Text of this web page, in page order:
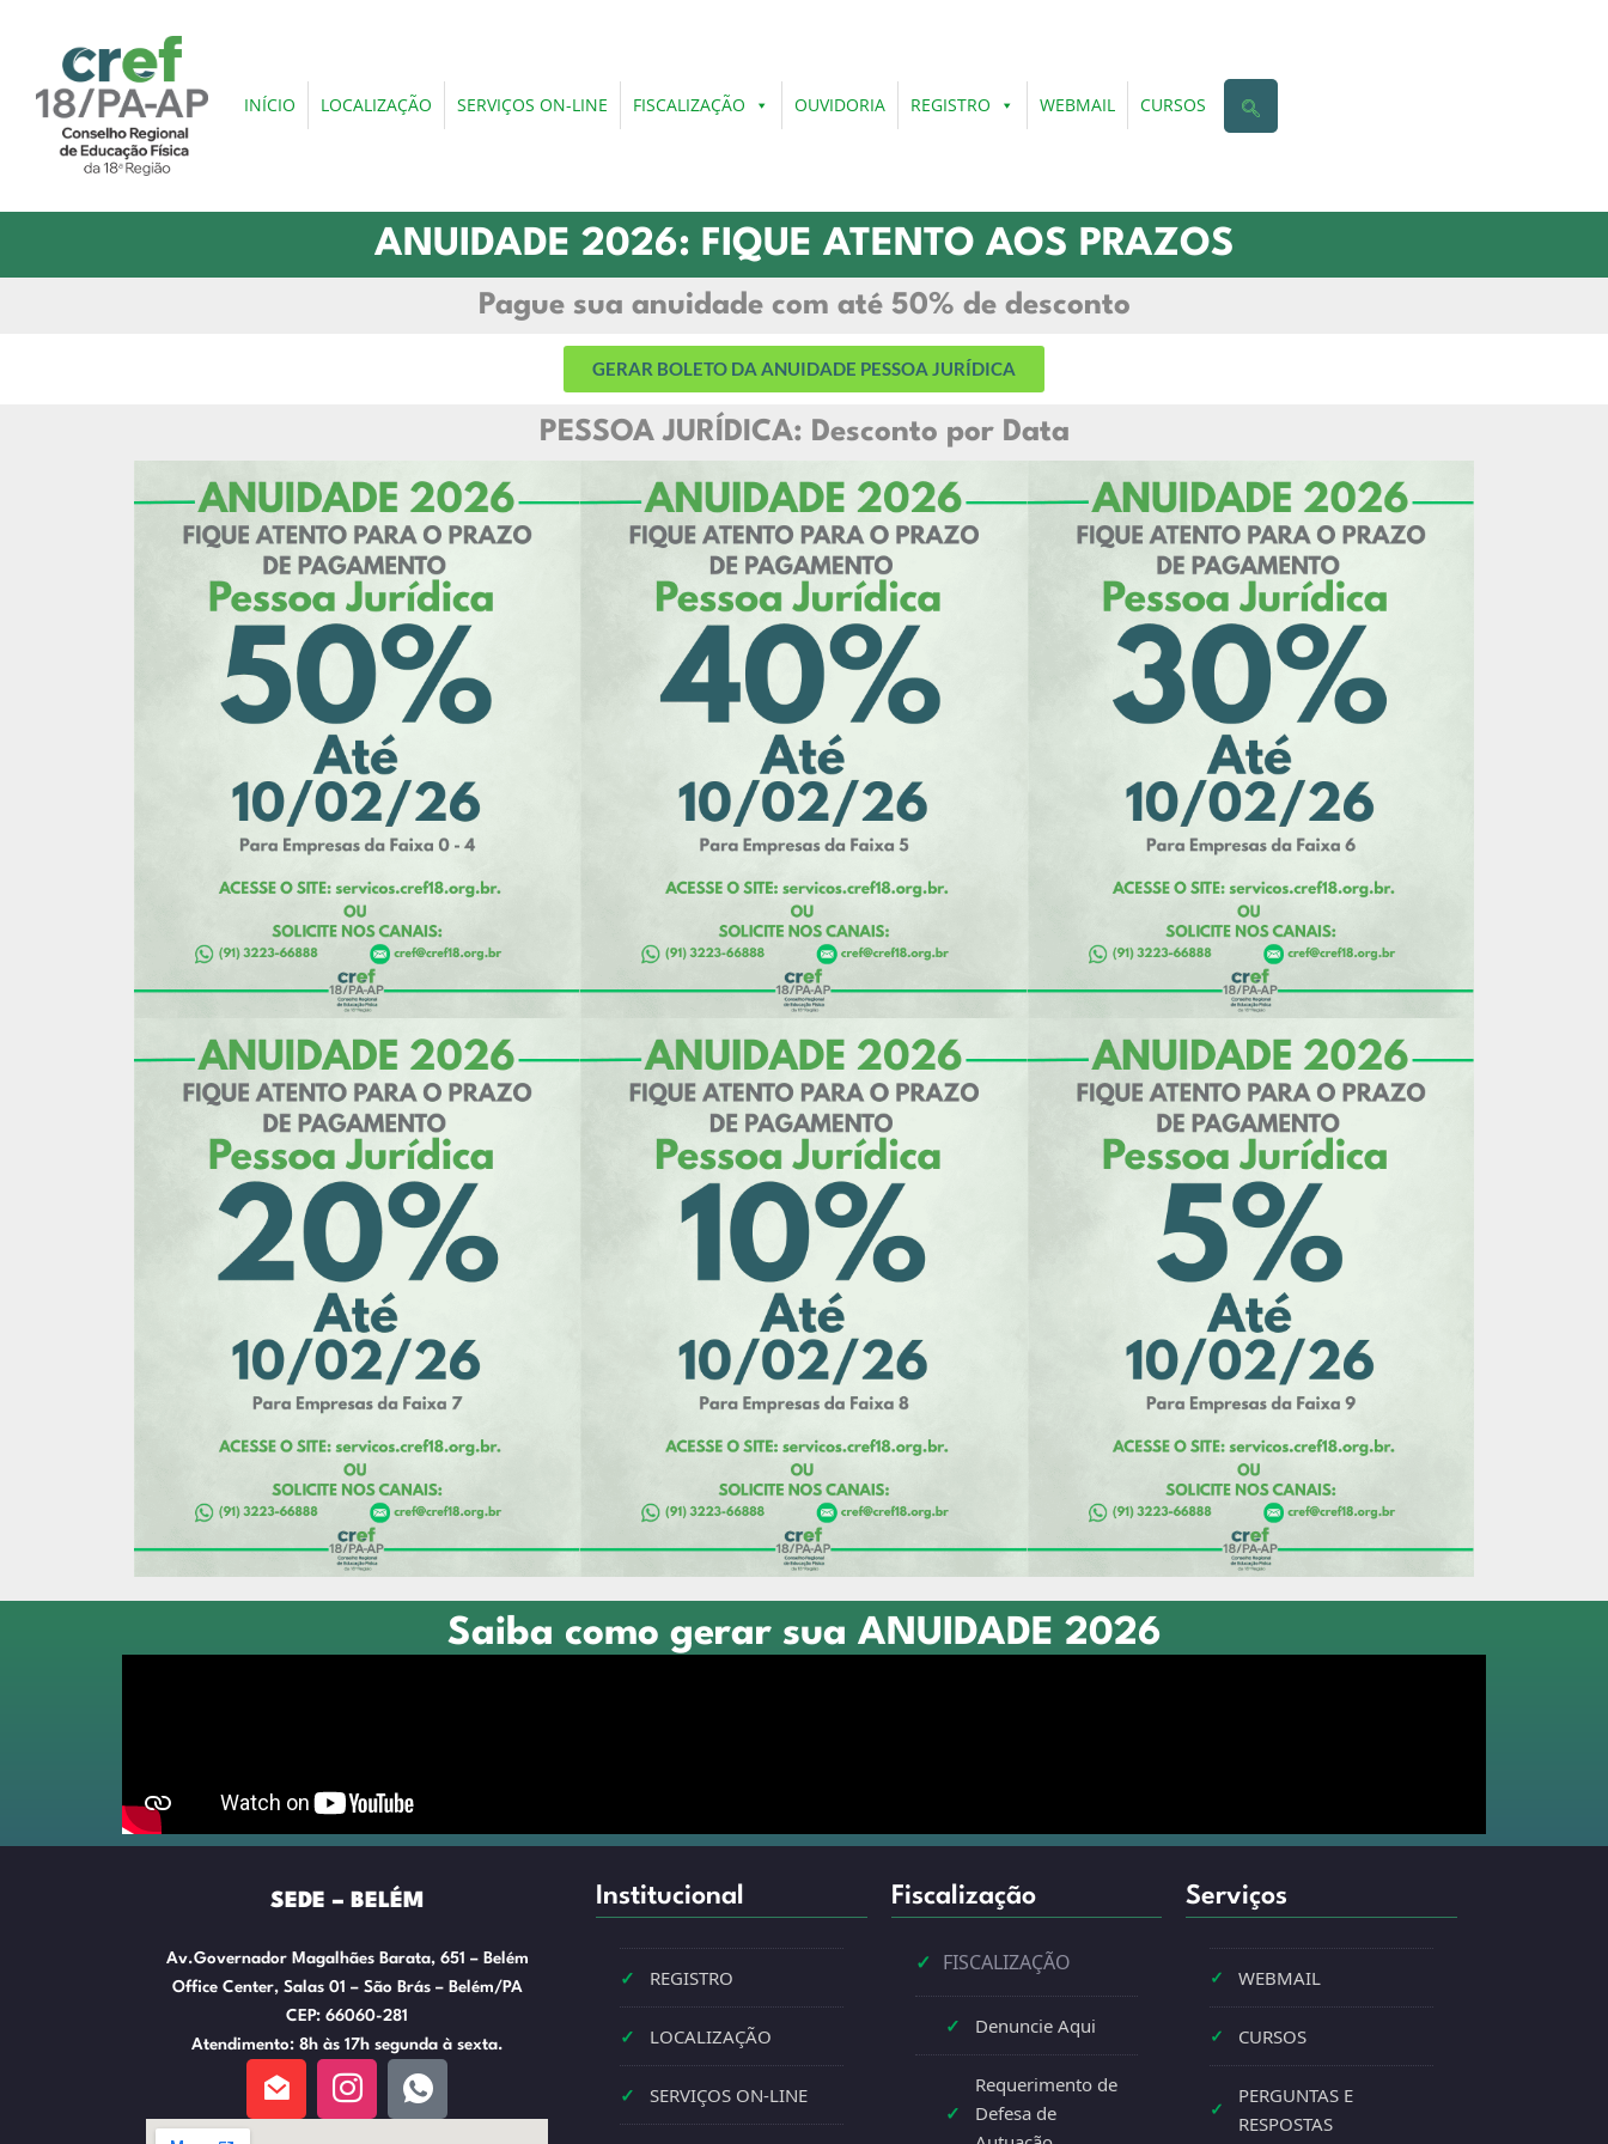
INÍCIO LOCALIZAÇÃO SERVIÇOS ON-LINE FISCALIZAÇÃO OUVIDORIA REGISTRO WEBMAIL CURSOS
ANUIDADE 2026: FIQUE ATENTO AOS PRAZOS
Pague sua anuidade com até 50% de desconto
GERAR BOLETO DA ANUIDADE PESSOA JURÍDICA
PESSOA JURÍDICA: Desconto por Data
Saiba como gerar sua ANUIDADE 2026
SEDE – BELÉM
Av.Governador Magalhães Barata, 651 – Belém
Office Center, Salas 01 – São Brás – Belém/PA
CEP: 66060-281
Atendimento: 8h às 17h segunda à sexta.
Institucional
✓ REGISTRO
✓ LOCALIZAÇÃO
✓ SERVIÇOS ON-LINE
Fiscalização
✓ FISCALIZAÇÃO
✓ Denuncie Aqui
✓
Requerimento de
Defesa de
Serviços
✓ WEBMAIL
✓ CURSOS
✓
PERGUNTAS E
RESPOSTAS